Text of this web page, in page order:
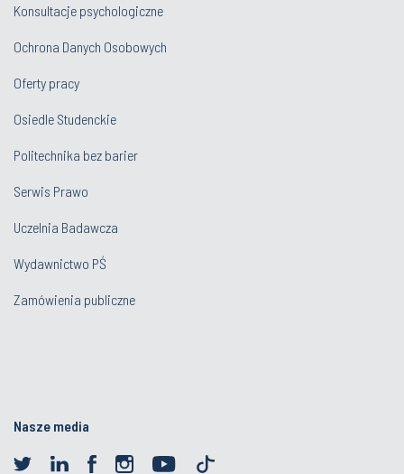
Konsultacje psychologiczne
Ochrona Danych Osobowych
Oferty pracy
Osiedle Studenckie
Politechnika bez barier
Serwis Prawo
Uczelnia Badawcza
Wydawnictwo PŚ
Zamówienia publiczne
Nasze media